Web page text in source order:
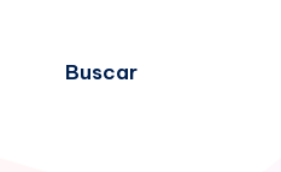
Buscar